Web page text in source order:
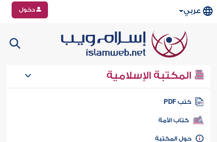
عربي دخول
المكتبة الإسلامية
كتب PDF
كتاب الأمة